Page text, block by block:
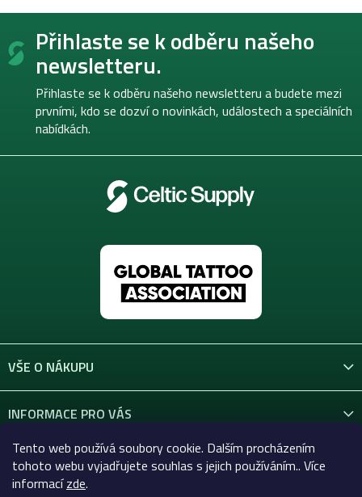
Tento web používá soubory cookie. Dalším procházením
tohoto webu vyjadřujete souhlas s jejich používáním.. Více
informacízde.
Z
Přihlaste se k odběru našeho
newsletteru.
Přihlaste se k odběru našeho newsletteru a budete mezi
prvními, kdo se dozví o novinkách, událostech a speciálních
nabídkách.
VŠE O NÁKUPU
INFORMACE PRO VÁS
KONTAKT